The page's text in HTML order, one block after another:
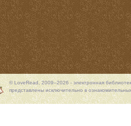
© LoveRead, 2009–2026 - электронная
представлены исключительно в